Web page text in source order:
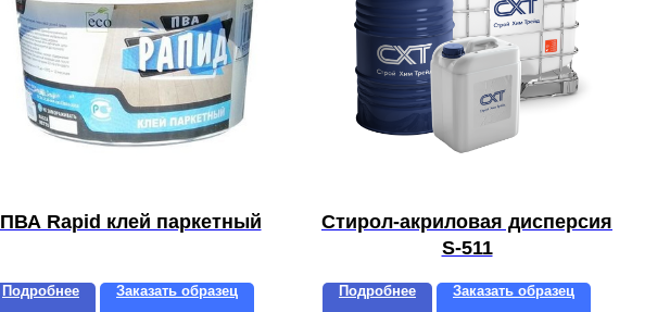
ПВА Rapid клей паркетный
Подробнее Заказать образец
Стирол-акриловая дисперсия
S-511
Подробнее Заказать образец